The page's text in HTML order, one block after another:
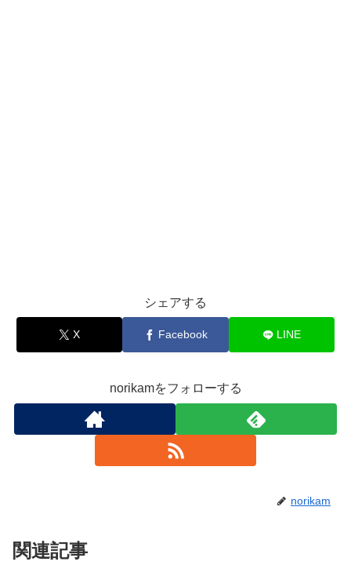
シェアする
X Facebook LINE
norikamをフォローする
norikam
関連記事